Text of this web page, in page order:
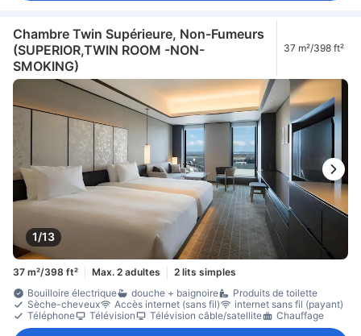
Chambre Twin Supérieure, Non-Fumeurs
(SUPERIOR,TWIN ROOM -NON-
SMOKING)
37 m²/398 ft²
1/13
37 m²/398 ft² Max. 2 adultes
2 lits simples
Bouilloire électrique
douche + baignoire
Produits de toilette
Sèche-cheveux
Accès internet (sans fil)
internet sans fil (payant)
Téléphone
Télévision Télévision câble/satellite Chauffage